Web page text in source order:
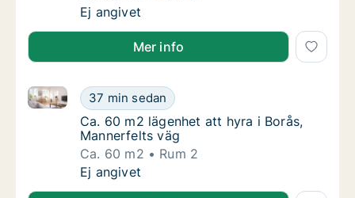
Ca. 50 m2 lägenhet att hyra i Borås,
Ej angivet
Mer info
Ca. 60 m2 lägenhet att hyra i Borås,
37 min sedan
Ca. 60 m2 lägenhet att hyra i Borås, Mannerfelts väg
Ca. 60 m2 lägenhet att hyra i Borås,
Ca. 60 m2 lägenhet att hyra i Borås,
Mannerfelts väg
Ca. 60 m2
Rum 2
Ca. 60 m2 lägenhet att hyra i Borås,
Ej angivet